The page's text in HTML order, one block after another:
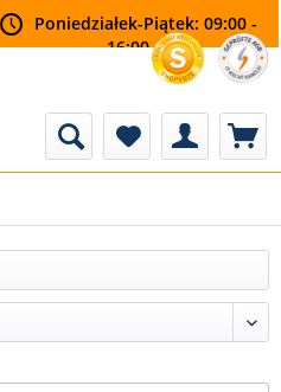
Poniedziałek-Piątek: 09:00 -
16:00